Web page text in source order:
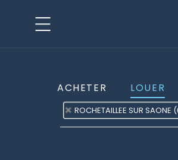
ACHETER LOUER
ROCHETAILLEE SUR SAONE